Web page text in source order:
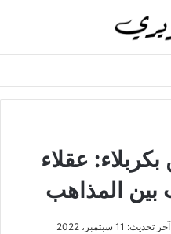
عقلاء
بين المذاهب
آخر تحديث: 11 سبتمبر، 2022